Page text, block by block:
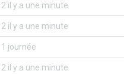
2 il y a une minute
2 il y a une minute
1 journée
2 il y a une minute